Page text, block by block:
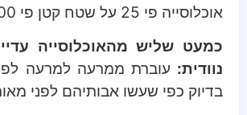
אוכלוסייה פי 25 על שטח קטן פי 700.
כמעט שליש מהאוכלוסייה
נוודית: עוברת ממרעה למרעה
בדיוק כפי שעשו אבותיהם לפני